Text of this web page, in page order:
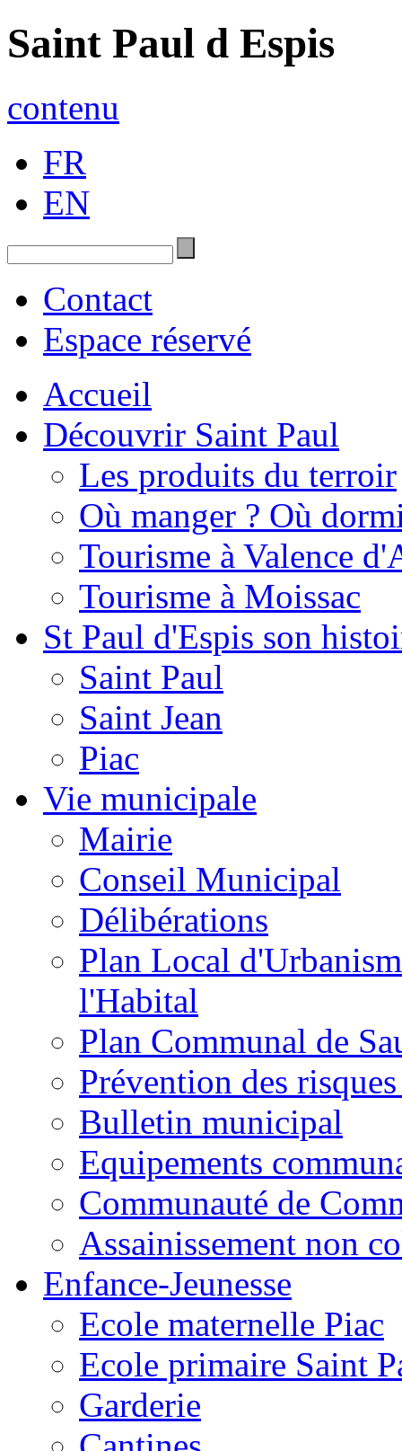
Saint Paul d Espis
contenu
FR
EN
Contact
Espace réservé
Accueil
Découvrir Saint Paul
Les produits du terroir
Où manger ? Où
Tourisme à Valence
Tourisme à Moissac
St Paul d'Espis son
Saint Paul
Saint Jean
Piac
Vie municipale
Mairie
Conseil Municipal
Délibérations
Plan Local
l'Habital
Plan Communal de
Prévention des
Bulletin municipal
Equipements
Communauté de
Assainissement non
Enfance-Jeunesse
Ecole maternelle Piac
Ecole primaire Saint
Garderie